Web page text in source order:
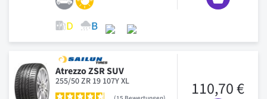
Atrezzo ZSR SUV
255/50 ZR 19 107Y XL 110,70 €